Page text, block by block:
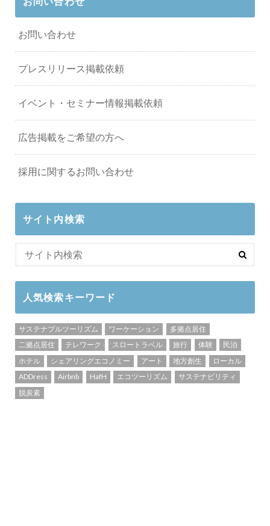
お問い合わせ
プレスリリース掲載依頼
イベント・セミナー情報掲載依頼
広告掲載をご希望の方へ
採用に関するお問い合わせ
サイト内検索
人気検索キーワード
サステナブルツーリズム ワーケーション
多拠点居住
二拠点居住
テレワーク スロートラベル 旅行 体験
民泊
ホテル
シェアリングエコノミー アート 地方創生
ローカル
ADDress
Airbnb HafH エコツーリズム
サステナビリティ
脱炭素